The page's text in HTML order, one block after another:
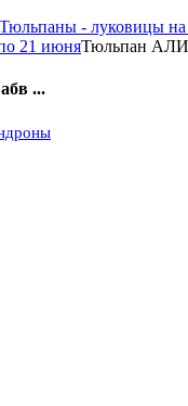
Тюльпаны - луковицы на
21 июняТюльпан
...